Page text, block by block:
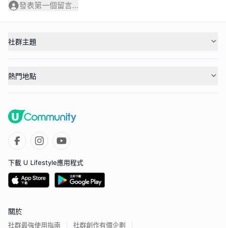
發表第一個留言...
社群主題
熱門地點
下載 U Lifestyle應用程式
關於
社群最強使用指南 社群創作有價企劃